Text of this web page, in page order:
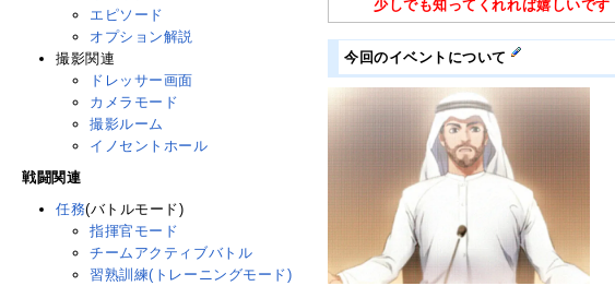
少しでも知ってくれれば嬉しいです
今回のイベントについて
エピソード
オプション解説
撮影関連
ドレッサー画面
カメラモード
撮影ルーム
イノセントホール
戦闘関連
任務(バトルモード)
指揮官モード
チームアクティブバトル
習熟訓練(トレーニングモード)